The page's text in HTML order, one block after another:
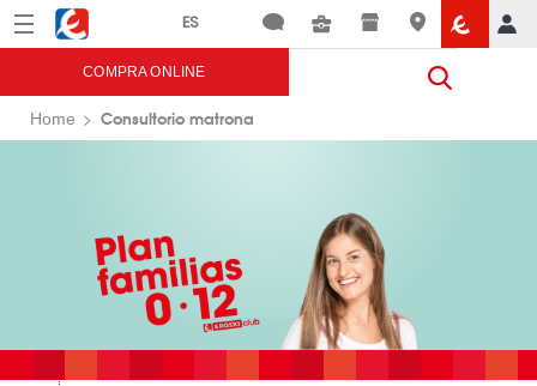
Menú Eroski
COMPRA ONLINE
Home Consultorio matrona